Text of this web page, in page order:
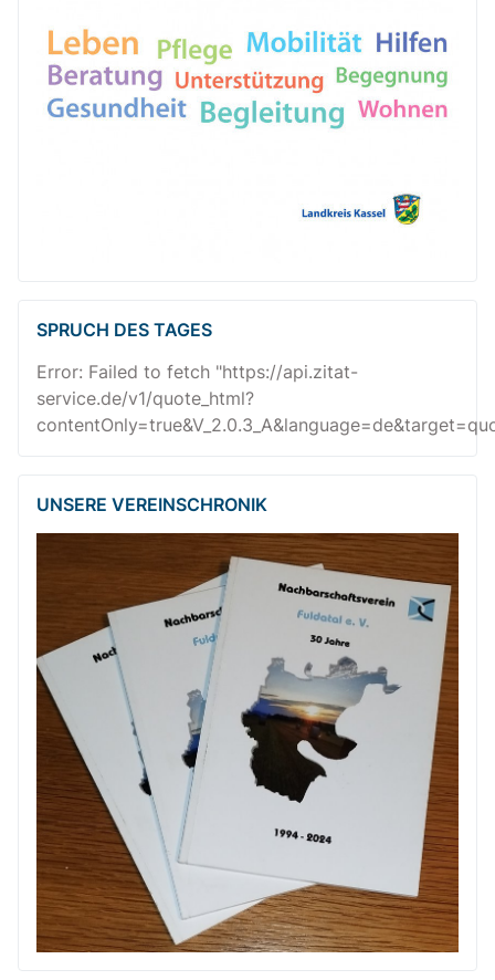
SPRUCH DES TAGES
Error: Failed to fetch "https://api.zitat-
service.de/v1/quote_html?
UNSERE VEREINSCHRONIK